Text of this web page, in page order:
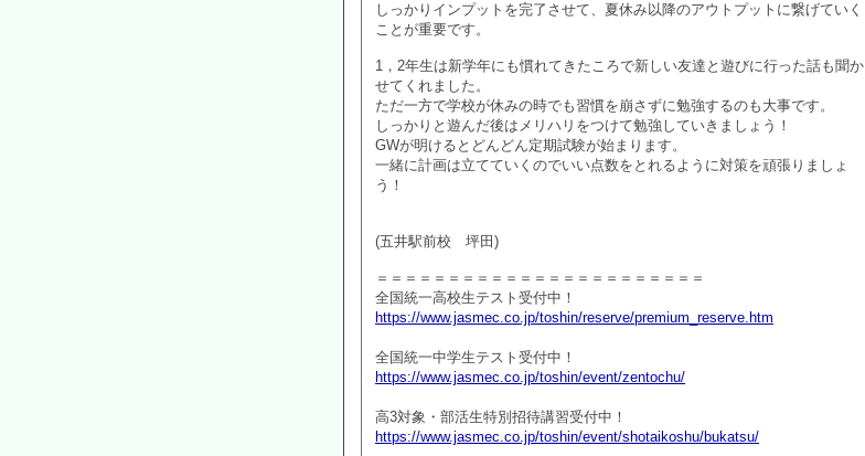
しっかりインプットを完了させて、夏休み以降のアウトプットに繋げていく
ことが重要です。
1，2年生は新学年にも慣れてきたころで新しい友達と遊びに行った話も聞か
せてくれました。
ただ一方で学校が休みの時でも習慣を崩さずに勉強するのも大事です。
しっかりと遊んだ後はメリハリをつけて勉強していきましょう！
GWが明けるとどんどん定期試験が始まります。
一緒に計画は立てていくのでいい点数をとれるように対策を頑張りましょ
う！
(五井駅前校 坪田)
＝＝＝＝＝＝＝＝＝＝＝＝＝＝＝＝＝＝＝＝＝＝＝
全国統一高校生テスト受付中！
https://www.jasmec.co.jp/toshin/reserve/premium_reserve.htm
全国統一中学生テスト受付中！
https://www.jasmec.co.jp/toshin/event/zentochu/
高3対象・部活生特別招待講習受付中！
https://www.jasmec.co.jp/toshin/event/shotaikoshu/bukatsu/